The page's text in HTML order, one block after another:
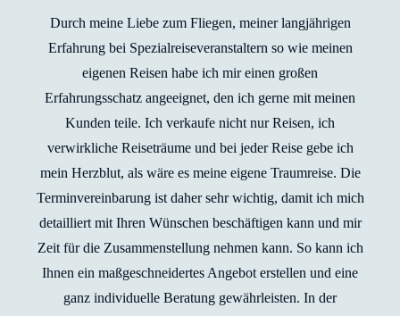
Durch meine Liebe zum Fliegen, meiner langjährigen
Erfahrung bei Spezialreiseveranstaltern so wie meinen
eigenen Reisen habe ich mir einen großen
Erfahrungsschatz angeeignet, den ich gerne mit meinen
Kunden teile. Ich verkaufe nicht nur Reisen, ich
verwirkliche Reiseträume und bei jeder Reise gebe ich
mein Herzblut, als wäre es meine eigene Traumreise. Die
Terminvereinbarung ist daher sehr wichtig, damit ich mich
detailliert mit Ihren Wünschen beschäftigen kann und mir
Zeit für die Zusammenstellung nehmen kann. So kann ich
Ihnen ein maßgeschneidertes Angebot erstellen und eine
ganz individuelle Beratung gewährleisten. In der